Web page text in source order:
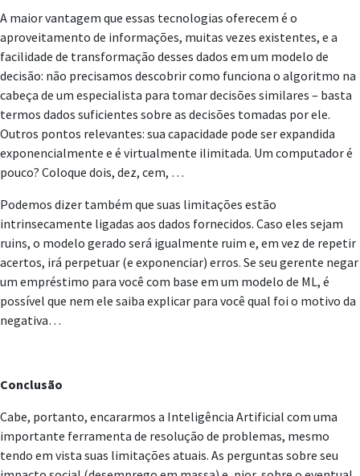
A maior vantagem que essas tecnologias oferecem é o
aproveitamento de informações, muitas vezes existentes, e a
facilidade de transformação desses dados em um modelo de
decisão: não precisamos descobrir como funciona o algoritmo na
cabeça de um especialista para tomar decisões similares – basta
termos dados suficientes sobre as decisões tomadas por ele.
Outros pontos relevantes: sua capacidade pode ser expandida
exponencialmente e é virtualmente ilimitada. Um computador é
pouco? Coloque dois, dez, cem, …
Podemos dizer também que suas limitações estão
intrinsecamente ligadas aos dados fornecidos. Caso eles sejam
ruins, o modelo gerado será igualmente ruim e, em vez de repetir
acertos, irá perpetuar (e exponenciar) erros. Se seu gerente negar
um empréstimo para você com base em um modelo de ML, é
possível que nem ele saiba explicar para você qual foi o motivo da
negativa…
Conclusão
Cabe, portanto, encararmos a Inteligência Artificial com uma
importante ferramenta de resolução de problemas, mesmo
tendo em vista suas limitações atuais. As perguntas sobre seu